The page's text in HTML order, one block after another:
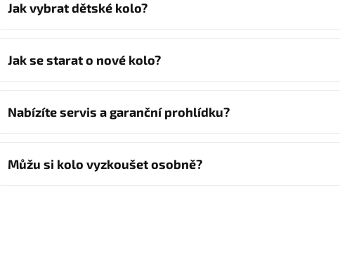
Jak vybrat dětské kolo?
Jak se starat o nové kolo?
Nabízíte servis a garanční prohlídku?
Můžu si kolo vyzkoušet osobně?